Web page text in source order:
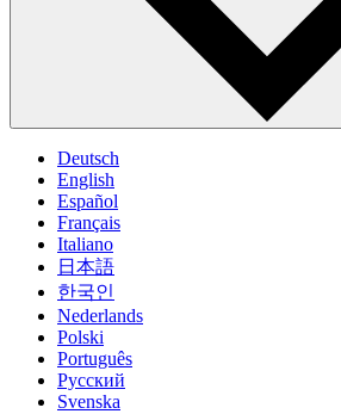
Deutsch
English
Español
Français
Italiano
日本語
한국인
Nederlands
Polski
Português
Pусский
Svenska